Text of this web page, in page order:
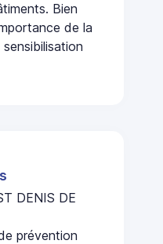
Bien
de la
DENIS DE
prévention